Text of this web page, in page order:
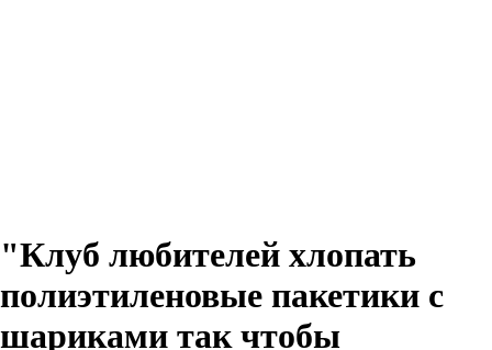
"Клуб любителей хлопать
полиэтиленовые пакетики с
шариками так чтобы